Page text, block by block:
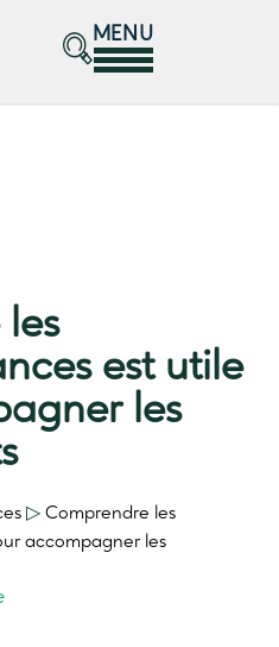
MENU
est utile
les
▷ Comprendre les
accompagner les